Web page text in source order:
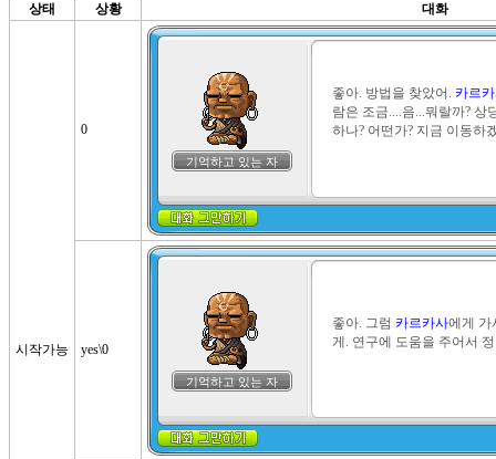
상태 상황 대화
시작가능
0
기억하고 있는 자
좋아. 방법을 찾았어. 카르
람은 조금....음...뭐랄까? 상
하나? 어떤가? 지금 이동하
yes\0
기억하고 있는 자
좋아. 그럼 카르카사에게 가
게. 연구에 도움을 주어서